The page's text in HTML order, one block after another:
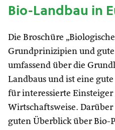
Bio-Landbau in
Die Broschüre
Grundprinizipien und
umfassend über die
Landbaus und ist eine
für interessierte
Wirtschaftsweise.
guten Überblick über